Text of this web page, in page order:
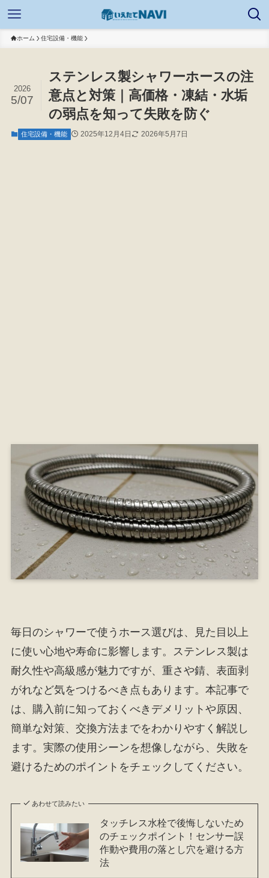
ホーム 住宅設備・機能
ステンレス製シャワーホースの注
意点と対策｜高価格・凍結・水垢
の弱点を知って失敗を防ぐ
2026
5/07
住宅設備・機能 2025年12月4日 2026年5月7日
毎日のシャワーで使うホース選びは、見た目以上
に使い心地や寿命に影響します。ステンレス製は
耐久性や高級感が魅力ですが、重さや錆、表面剥
がれなど気をつけるべき点もあります。本記事で
は、購入前に知っておくべきデメリットや原因、
簡単な対策、交換方法までをわかりやすく解説し
ます。実際の使用シーンを想像しながら、失敗を
避けるためのポイントをチェックしてください。
あわせて読みたい
タッチレス水栓で後悔しないため
のチェックポイント！センサー誤
作動や費用の落とし穴を避ける方
法